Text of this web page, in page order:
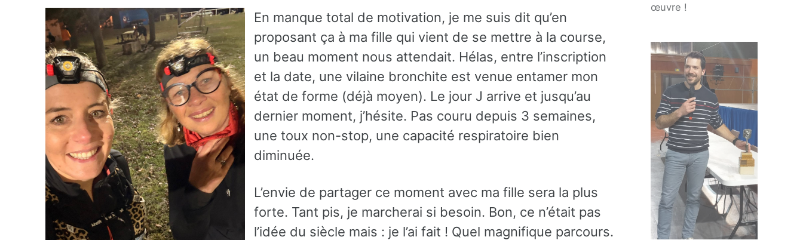
œuvre !
En manque total de motivation, je me suis dit qu’en
proposant ça à ma fille qui vient de se mettre à la course,
un beau moment nous attendait. Hélas, entre l’inscription
et la date, une vilaine bronchite est venue entamer mon
état de forme (déjà moyen). Le jour J arrive et jusqu’au
dernier moment, j’hésite. Pas couru depuis 3 semaines,
une toux non-stop, une capacité respiratoire bien
diminuée.
L’envie de partager ce moment avec ma fille sera la plus
forte. Tant pis, je marcherai si besoin. Bon, ce n’était pas
l’idée du siècle mais : je l’ai fait ! Quel magnifique parcours.